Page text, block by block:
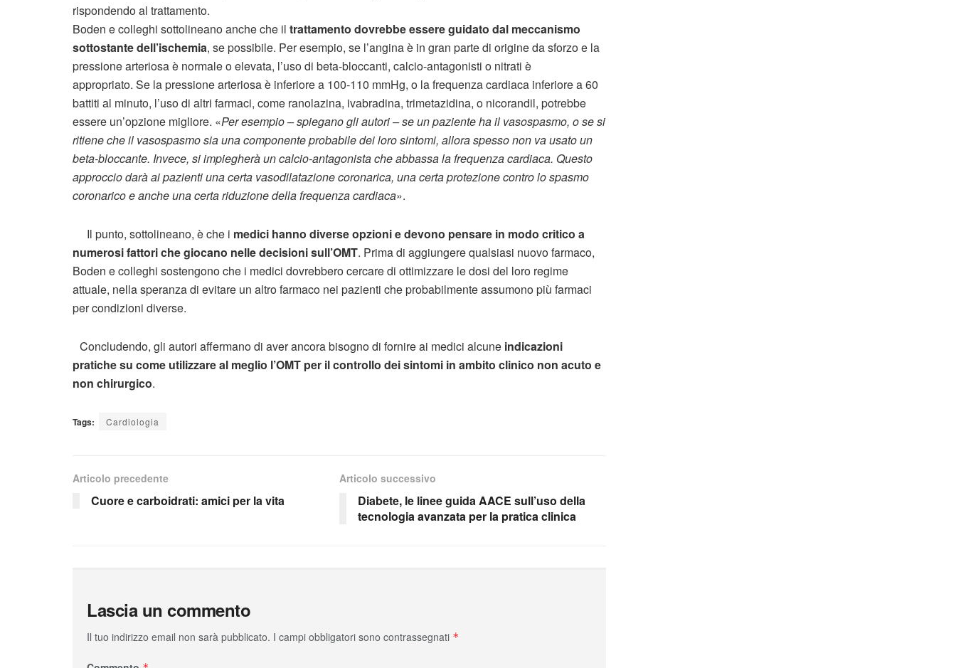
rispondendo al trattamento.
Boden e colleghi sottolineano anche che il trattamento dovrebbe essere guidato dal meccanismo
sottostante dell’ischemia, se possibile. Per esempio, se l’angina è in gran parte di origine da sforzo e la
pressione arteriosa è normale o elevata, l’uso di beta-bloccanti, calcio-antagonisti o nitrati è
appropriato. Se la pressione arteriosa è inferiore a 100-110 mmHg, o la frequenza cardiaca inferiore a 60
battiti al minuto, l’uso di altri farmaci, come ranolazina, ivabradina, trimetazidina, o nicorandil, potrebbe
essere un’opzione migliore. «Per esempio – spiegano gli autori – se un paziente ha il vasospasmo, o se si
ritiene che il vasospasmo sia una componente probabile dei loro sintomi, allora spesso non va usato un
beta-bloccante. Invece, si impiegherà un calcio-antagonista che abbassa la frequenza cardiaca. Questo
approccio darà ai pazienti una certa vasodilatazione coronarica, una certa protezione contro lo spasmo
coronarico e anche una certa riduzione della frequenza cardiaca».
Il punto, sottolineano, è che i medici hanno diverse opzioni e devono pensare in modo critico a
numerosi fattori che giocano nelle decisioni sull’OMT. Prima di aggiungere qualsiasi nuovo farmaco,
Boden e colleghi sostengono che i medici dovrebbero cercare di ottimizzare le dosi del loro regime
attuale, nella speranza di evitare un altro farmaco nei pazienti che probabilmente assumono più farmaci
per condizioni diverse.
Concludendo, gli autori affermano di aver ancora bisogno di fornire ai medici alcune indicazioni
pratiche su come utilizzare al meglio l’OMT per il controllo dei sintomi in ambito clinico non acuto e
non chirurgico.
Tags: Cardiologia
Articolo precedente
Cuore e carboidrati: amici per la vita
Articolo successivo
Diabete, le linee guida AACE sull’uso della
tecnologia avanzata per la pratica clinica
Lascia un commento
Il tuo indirizzo email non sarà pubblicato. I campi obbligatori sono contrassegnati *